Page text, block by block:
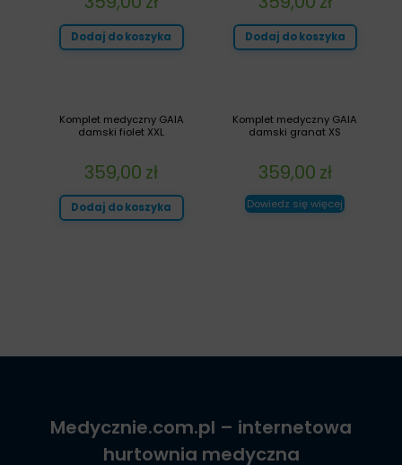
Dodaj do koszyka
Dodaj do koszyka
Komplet medyczny GAIA
damski granat XS
359,00 zł
Dowiedz się więcej
Komplet medyczny GAIA
damski fiolet XXL
359,00 zł
Dodaj do koszyka
Medycznie.com.pl – internetowa
hurtownia medyczna